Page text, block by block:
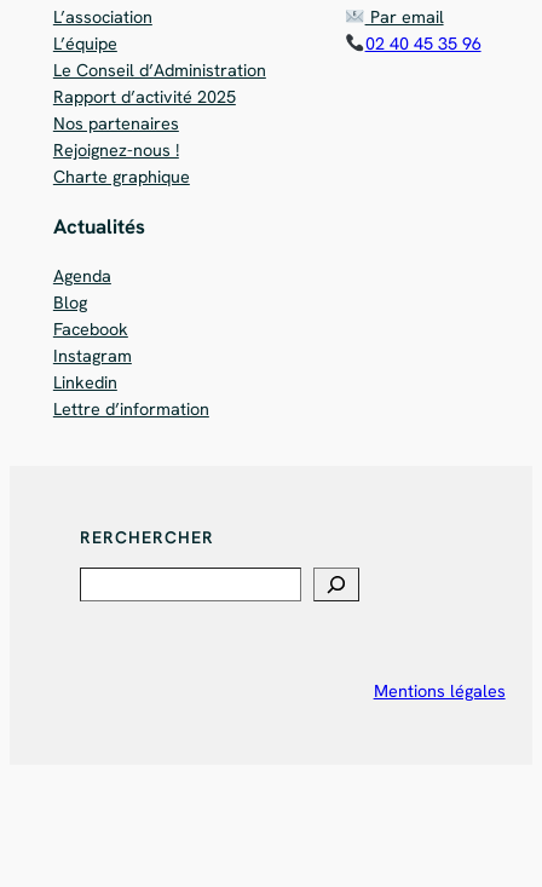
L’association
L’équipe
Le Conseil d’Administration
Rapport d’activité 2025
Nos partenaires
Rejoignez-nous !
Charte graphique
Par email
02 40 45 35 96
Actualités
Agenda
Blog
Facebook
Instagram
Linkedin
Lettre d’information
RERCHERCHER
Mentions légales